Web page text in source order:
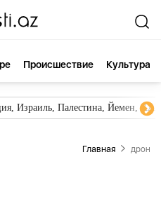
Происшествие Культура
Южный Кавказ, Грузия,
Главная дрон